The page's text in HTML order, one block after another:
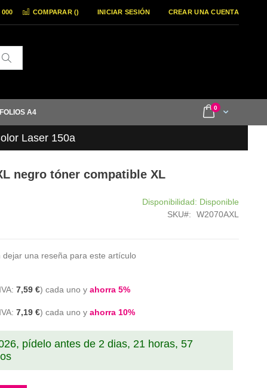
COMPARAR () INICIAR SESIÓN CREAR UNA CUENTA
000
Cart
0items
A4
Laser 150a
negro tóner compatible XL
Disponibilidad: Disponible
SKU
W2070AXL
dejar una reseña para este artículo
7,59 € cada uno y ahorra 5%
7,19 € cada uno y ahorra 10%
pídelo antes de 2 dias, 21 horas, 57